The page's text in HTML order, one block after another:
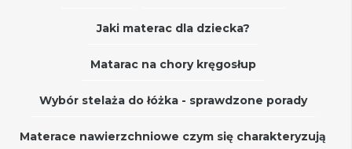
Jaki materac dla dziecka?
Matarac na chory kręgosłup
Wybór stelaża do łóżka - sprawdzone porady
Materace nawierzchniowe czym się charakteryzują